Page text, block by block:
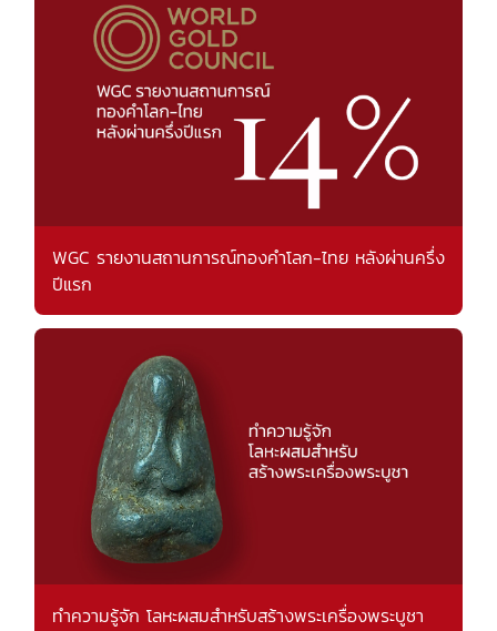
WGC รายงานสถานการณ์ทองคำโลก-ไทย หลังผ่านครึ่ง
ปีแรก
ทำความรู้จัก โลหะผสมสำหรับสร้างพระเครื่องพระบูชา